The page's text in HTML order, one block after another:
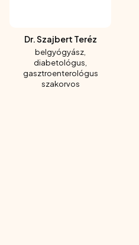
Dr. Szajbert Teréz
belgyógyász,
diabetológus,
gasztroenterológus
szakorvos